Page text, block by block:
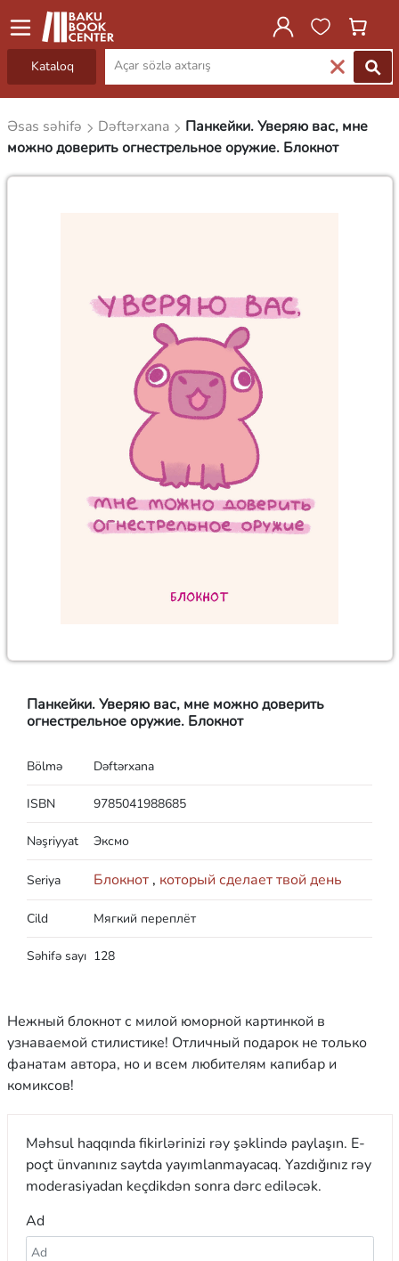
Kataloq
Əsas səhifə Dəftərxana
Панкейки. Уверяю вас, мне
можно доверить огнестрельное оружие. Блокнот
Панкейки. Уверяю вас, мне можно доверить
огнестрельное оружие. Блокнот
Bölmə Dəftərxana
ISBN 9785041988685
Nəşriyyat Эксмо
Seriya Блокнот , который сделает твой день
Cild Мягкий переплёт
Səhifə sayı 128
Нежный блокнот с милой юморной картинкой в
узнаваемой стилистике! Отличный подарок не только
фанатам автора, но и всем любителям капибар и
комиксов!
Məhsul haqqında fikirlərinizi rəy şəklində paylaşın. E-
poçt ünvanınız saytda yayımlanmayacaq. Yazdığınız rəy
moderasiyadan keçdikdən sonra dərc ediləcək.
Ad